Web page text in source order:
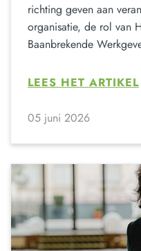
richting geven aan
organisatie, de rol van
Baanbrekende
LEES HET ARTIKEL
05 juni 2026